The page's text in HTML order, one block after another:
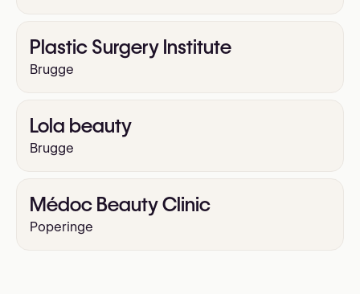
Plastic Surgery Institute
Brugge
Lola beauty
Brugge
Médoc Beauty Clinic
Poperinge